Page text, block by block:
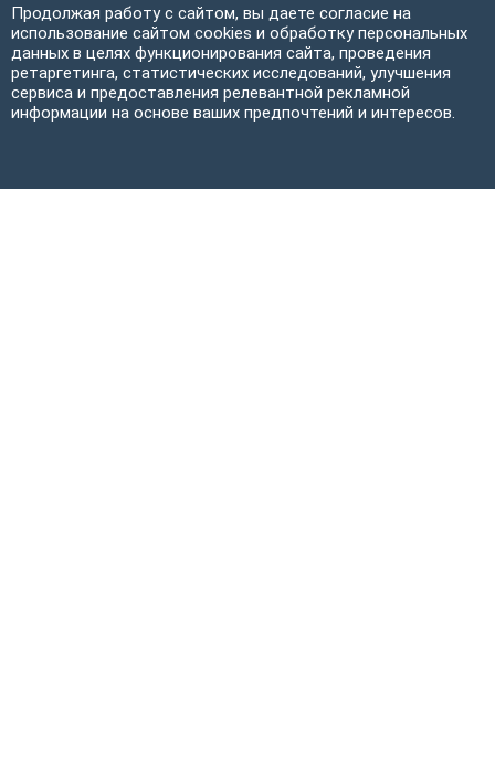
Продолжая работу с сайтом, вы даете согласие на
использование сайтом cookies и обработку персональных
данных в целях функционирования сайта, проведения
ретаргетинга, статистических исследований, улучшения
сервиса и предоставления релевантной рекламной
информации на основе ваших предпочтений и интересов.